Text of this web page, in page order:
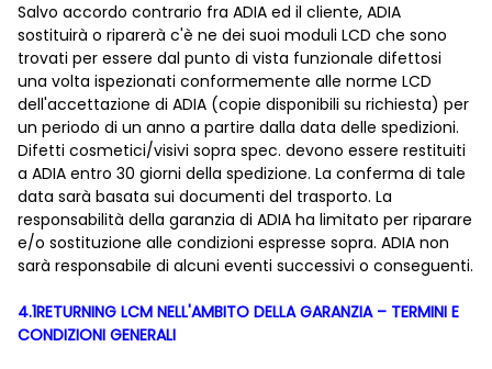
Salvo accordo contrario fra ADIA ed il cliente, ADIA
sostituirà o riparerà c'è ne dei suoi moduli LCD che sono
trovati per essere dal punto di vista funzionale difettosi
una volta ispezionati conformemente alle norme LCD
dell'accettazione di ADIA (copie disponibili su richiesta) per
un periodo di un anno a partire dalla data delle spedizioni.
Difetti cosmetici/visivi sopra spec. devono essere restituiti
a ADIA entro 30 giorni della spedizione. La conferma di tale
data sarà basata sui documenti del trasporto. La
responsabilità della garanzia di ADIA ha limitato per riparare
e/o sostituzione alle condizioni espresse sopra. ADIA non
sarà responsabile di alcuni eventi successivi o conseguenti.
4.1RETURNING LCM NELL'AMBITO DELLA GARANZIA – TERMINI E
CONDIZIONI GENERALI